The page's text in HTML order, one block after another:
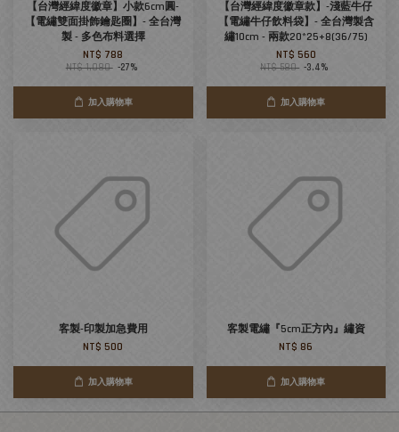
【台灣經緯度徽章】小款6cm圓-
【電繡雙面掛飾鑰匙圈】- 全台灣
製 - 多色布料選擇
NT$ 788
NT$ 1,080 -27%
加入購物車
【台灣經緯度徽章款】-淺藍牛仔
【電繡牛仔飲料袋】- 全台灣製含
繡10cm - 兩款20*25+8(36/75)
NT$ 560
NT$ 580 -3.4%
加入購物車
客製-印製加急費用
NT$ 500
加入購物車
客製電繡『5cm正方內』繡資
NT$ 86
加入購物車